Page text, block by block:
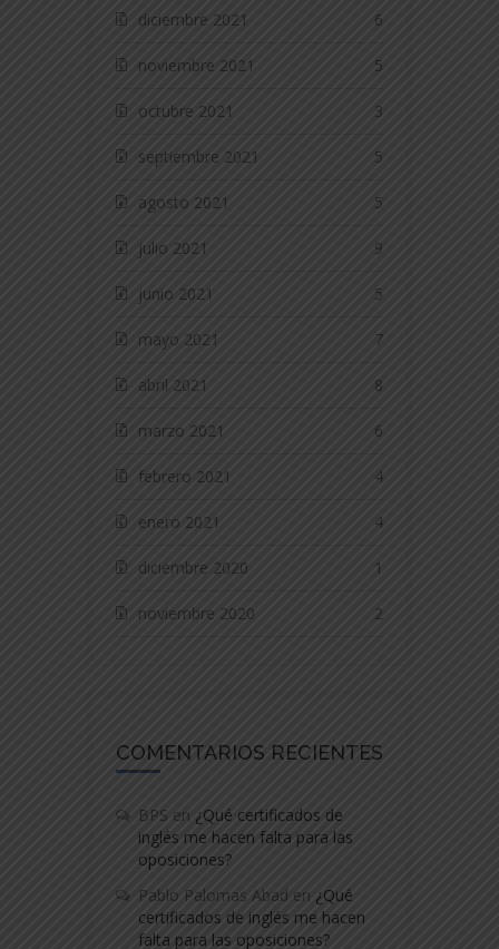
diciembre 2021 6
noviembre 2021 5
octubre 2021 3
septiembre 2021 5
agosto 2021 5
julio 2021 9
junio 2021 5
mayo 2021 7
abril 2021 8
marzo 2021 6
febrero 2021 4
enero 2021 4
diciembre 2020 1
noviembre 2020 2
COMENTARIOS RECIENTES
BPS en ¿Qué certificados de
inglés me hacen falta para las
oposiciones?
Pablo Palomas Abad en ¿Qué
certificados de inglés me hacen
falta para las oposiciones?